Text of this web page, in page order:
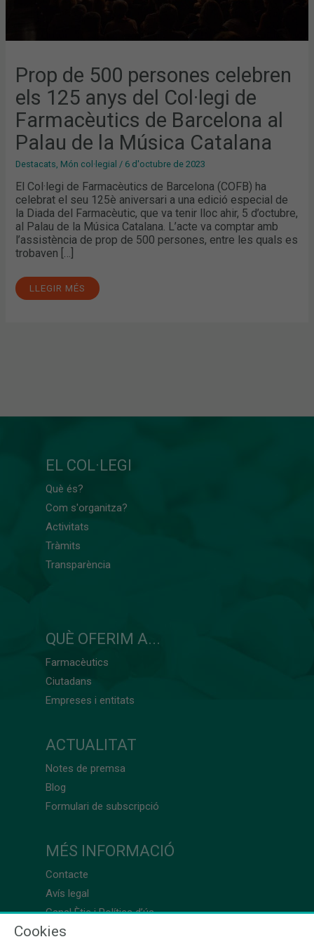
Prop de 500 persones celebren
els 125 anys del Col·legi de
Farmacèutics de Barcelona al
Palau de la Música Catalana
Destacats, Món col·legial / 6 d'octubre de 2023
El Col·legi de Farmacèutics de Barcelona (COFB) ha
celebrat el seu 125è aniversari a una edició especial de
la Diada del Farmacèutic, que va tenir lloc ahir, 5 d’octubre,
al Palau de la Música Catalana. L’acte va comptar amb
l’assistència de prop de 500 persones, entre les quals es
trobaven […]
LLEGIR MÉS
EL COL·LEGI
Què és?
Com s'organitza?
Activitats
Tràmits
Transparència
QUÈ OFERIM A...
Farmacèutics
Ciutadans
Empreses i entitats
ACTUALITAT
Notes de premsa
Blog
Formulari de subscripció
MÉS INFORMACIÓ
Contacte
Avís legal
Canal Ètic i Política d’ús
Cookies